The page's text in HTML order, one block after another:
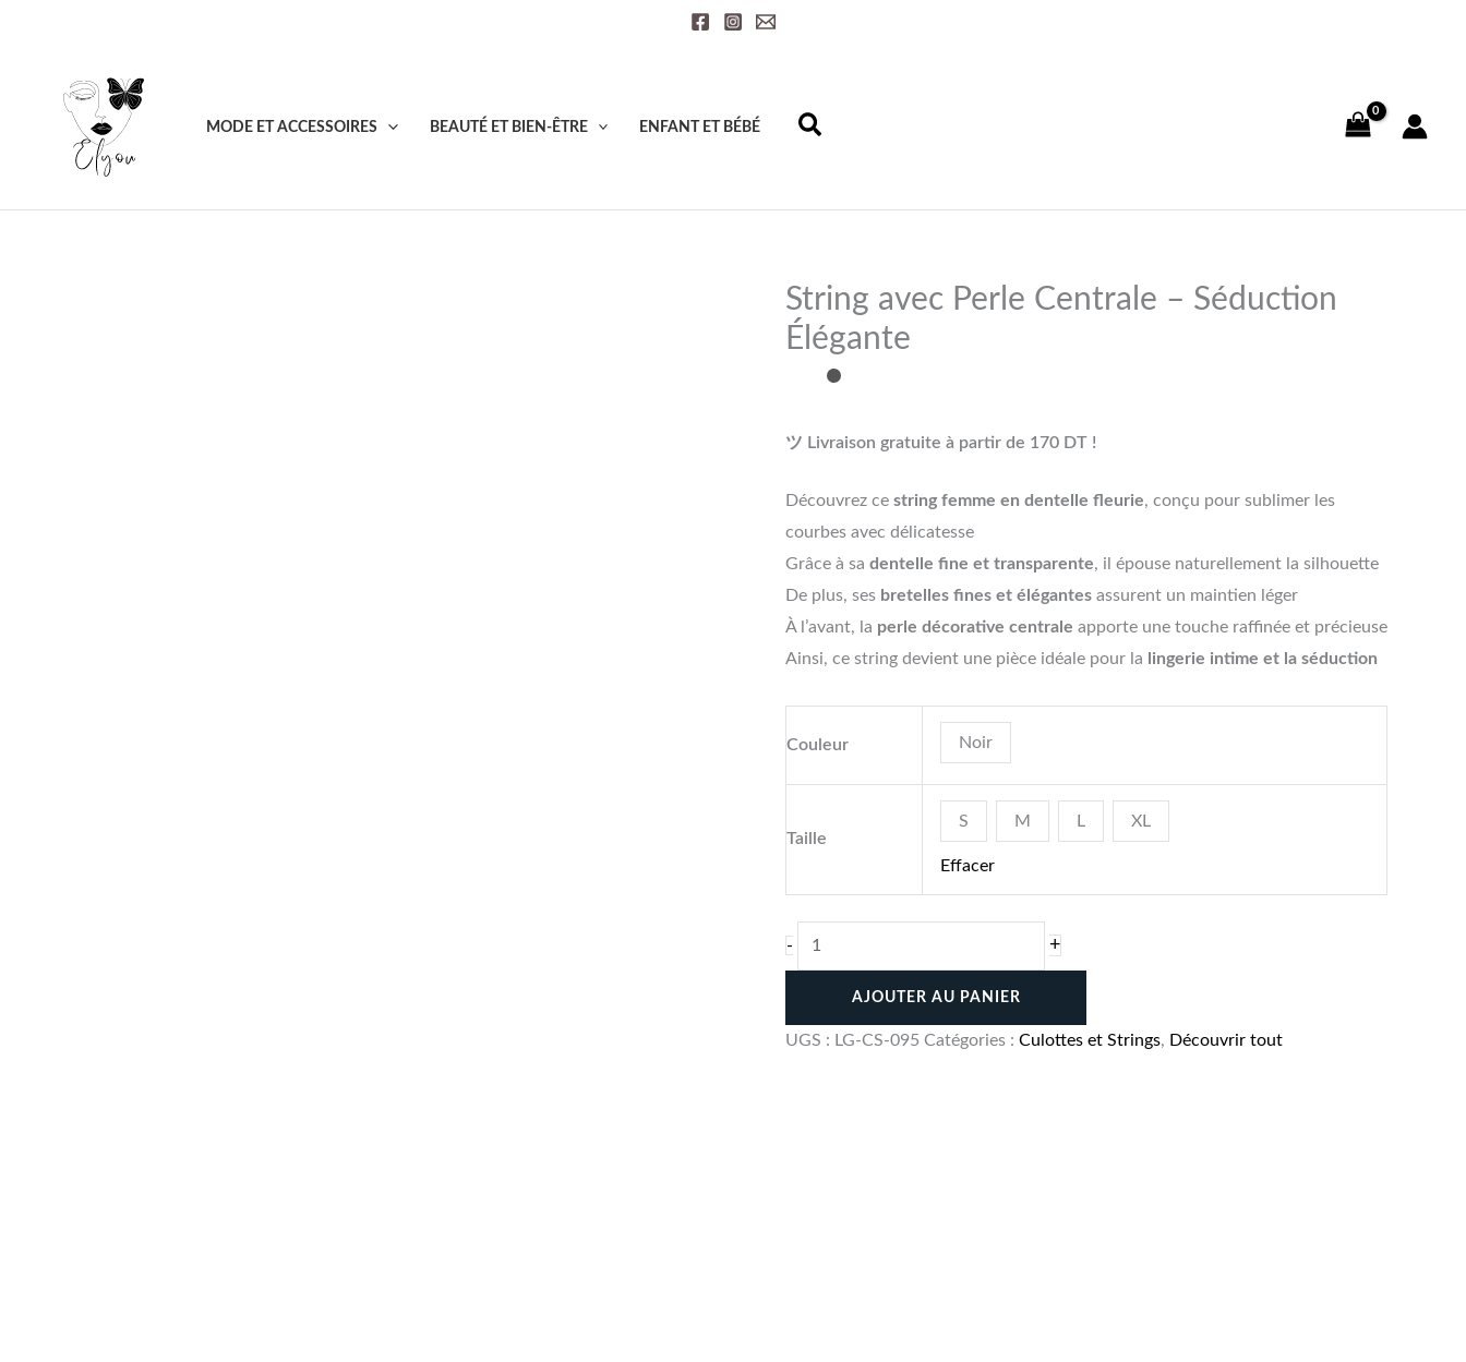
MODE ET ACCESSOIRES BEAUTÉ ET BIEN-ÊTRE ENFANT ET BÉBÉ
String avec Perle Centrale – Séduction
Élégante
ツ Livraison gratuite à partir de 170 DT !
Découvrez ce string femme en dentelle fleurie, conçu pour sublimer les
courbes avec délicatesse
Grâce à sa dentelle fine et transparente, il épouse naturellement la silhouette
De plus, ses bretelles fines et élégantes assurent un maintien léger
À l’avant, la perle décorative centrale apporte une touche raffinée et précieuse
Ainsi, ce string devient une pièce idéale pour la
lingerie intime et la séduction
Couleur Noir
Taille
S M L XL
Effacer
-
avec
Perle
+
AJOUTER AU PANIER
UGS : LG-CS-095 Catégories : Culottes et Strings, Découvrir tout